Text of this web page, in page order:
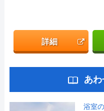
詳細
あ
浴室